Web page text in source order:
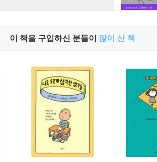
이 책을 구입하신 분들이 많이 산 책